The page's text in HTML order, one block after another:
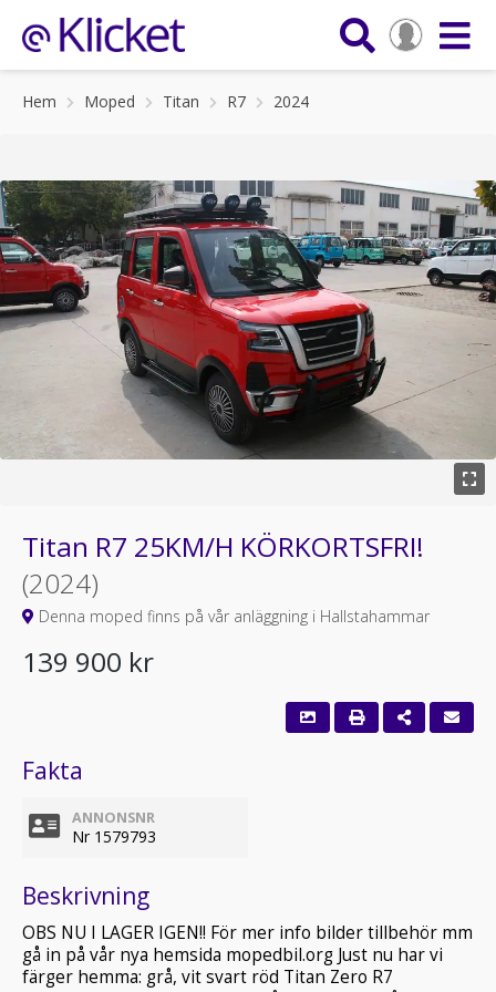
Hem Moped Titan R7 2024
Titan R7 25KM/H KÖRKORTSFRI!
(2024)
Denna moped finns på vår anläggning i Hallstahammar
139 900 kr
Fakta
ANNONSNR
Nr 1579793
Beskrivning
OBS NU I LAGER IGEN!! För mer info bilder tillbehör mm
gå in på vår nya hemsida mopedbil.org Just nu har vi
färger hemma: grå, vit svart röd Titan Zero R7